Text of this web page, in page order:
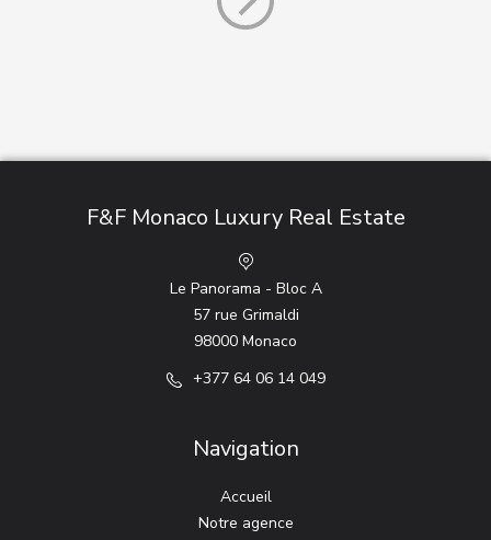
F&F Monaco Luxury Real Estate
Le Panorama - Bloc A
57 rue Grimaldi
98000 Monaco
+377 64 06 14 049
Navigation
Accueil
Notre agence